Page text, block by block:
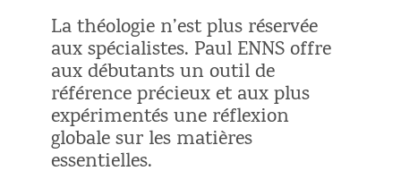
La théologie n’est plus réservée
aux spécialistes. Paul ENNS offre
aux débutants un outil de
référence précieux et aux plus
expérimentés une réflexion
globale sur les matières
essentielles.